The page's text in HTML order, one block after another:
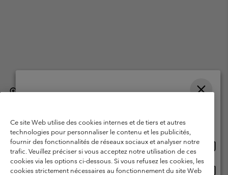
België (Nederlands) | English ›| français ›
Gebruiksvoorwaarden
Verkoopvoorwaarden
Garantie
Privacybeleid
Gebruiksvoorwaarden voor lidmaatschap
Voorwaarden voor door gebruikers gegenereerde inhoud
Impressum
Ce site Web utilise des cookies internes et de tiers et autres
technologies pour personnaliser le contenu et les publicités,
fournir des fonctionnalités de réseaux sociaux et analyser notre
trafic. Veuillez préciser si vous acceptez notre utilisation de ces
cookies via les options ci-dessous. Si vous refusez les cookies, les
cookies strictement nécessaires au fonctionnement du site Web
Online shoppen beschikbaar
United States
Belgium-English